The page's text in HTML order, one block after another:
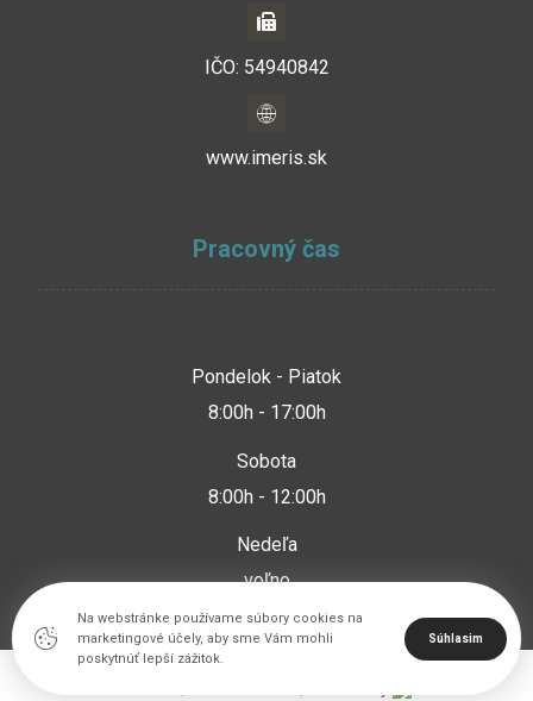
IČO: 54940842
www.imeris.sk
Pracovný čas
Pondelok - Piatok
8:00h - 17:00h
Sobota
8:00h - 12:00h
Nedeľa
voľno
Na webstránke používame súbory cookies na
marketingové účely, aby sme Vám mohli
poskytnúť lepší zážitok.
Súhlasim